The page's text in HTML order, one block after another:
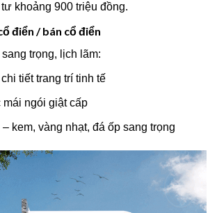
khoảng 900 triệu đồng.
điển / bán cổ điển
trọng, lịch lãm:
tiết trang trí tinh tế
mái ngói giật cấp
– kem, vàng nhạt, đá ốp sang trọng